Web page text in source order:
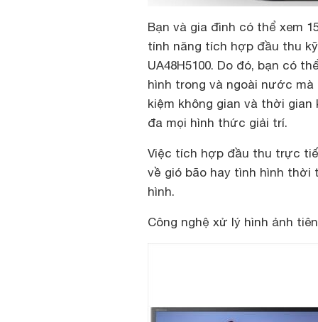
Bạn và gia đình có thể xem
tính năng tích hợp đầu thu
UA48H5100. Do đó, bạn có
hình trong và ngoài nước
kiệm không gian và thời
đa mọi hình thức giải trí.
Việc tích hợp đầu thu trực
về gió bão hay tình hình
hình.
Công nghệ xử lý hình ảnh